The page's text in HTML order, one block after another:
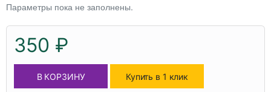
Параметры пока не заполнены.
350 ₽
В КОРЗИНУ Купить в 1 клик